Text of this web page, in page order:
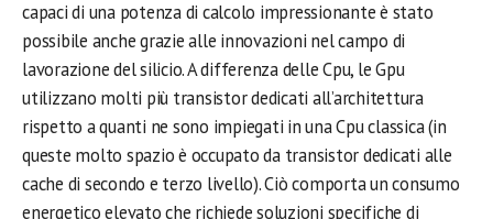
capaci di una potenza di calcolo impressionante è stato
possibile anche grazie alle innovazioni nel campo di
lavorazione del silicio. A differenza delle Cpu, le Gpu
utilizzano molti più transistor dedicati all’architettura
rispetto a quanti ne sono impiegati in una Cpu classica (in
queste molto spazio è occupato da transistor dedicati alle
cache di secondo e terzo livello). Ciò comporta un consumo
energetico elevato che richiede soluzioni specifiche di